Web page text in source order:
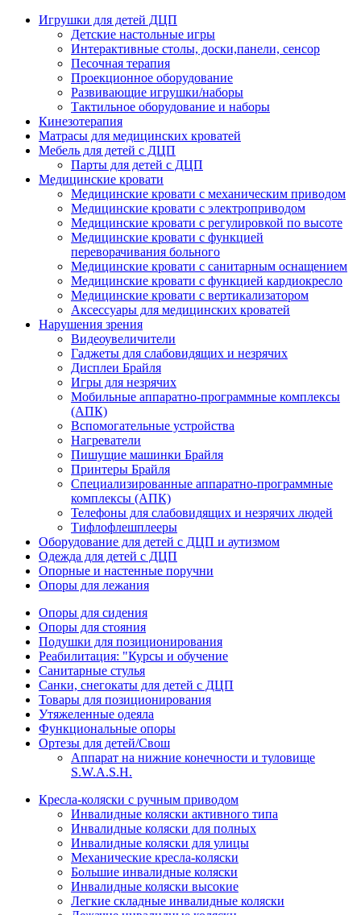
Игрушки для детей ДЦП
Детские настольные игры
Интерактивные столы, доски,панели, сенсор
Песочная терапия
Проекционное оборудование
Развивающие игрушки/наборы
Тактильное оборудование и наборы
Кинезотерапия
Матрасы для медицинских кроватей
Мебель для детей с ДЦП
Парты для детей с ДЦП
Медицинские кровати
Медицинские кровати с механическим приводом
Медицинские кровати с электроприводом
Медицинские кровати с регулировкой по высоте
Медицинские кровати с функцией
переворачивания больного
Медицинские кровати с санитарным оснащением
Медицинские кровати с функцией кардиокресло
Медицинские кровати с вертикализатором
Аксессуары для медицинских кроватей
Нарушения зрения
Видеоувеличители
Гаджеты для слабовидящих и незрячих
Дисплеи Брайля
Игры для незрячих
Мобильные аппаратно-программные комплексы
(АПК)
Вспомогательные устройства
Нагреватели
Пишущие машинки Брайля
Принтеры Брайля
Специализированные аппаратно-программные
комплексы (АПК)
Телефоны для слабовидящих и незрячих людей
Тифлофлешплееры
Оборудование для детей с ДЦП и аутизмом
Одежда для детей с ДЦП
Опорные и настенные поручни
Опоры для лежания
Опоры для сидения
Опоры для стояния
Подушки для позиционирования
Реабилитация: "Курсы и обучение
Санитарные стулья
Санки, снегокаты для детей с ДЦП
Товары для позиционирования
Утяжеленные одеяла
Функциональные опоры
Ортезы для детей/Свош
Аппарат на нижние конечности и туловище
S.W.A.S.H.
Кресла-коляски с ручным приводом
Инвалидные коляски активного типа
Инвалидные коляски для полных
Инвалидные коляски для улицы
Механические кресла-коляски
Большие инвалидные коляски
Инвалидные коляски высокие
Легкие складные инвалидные коляски